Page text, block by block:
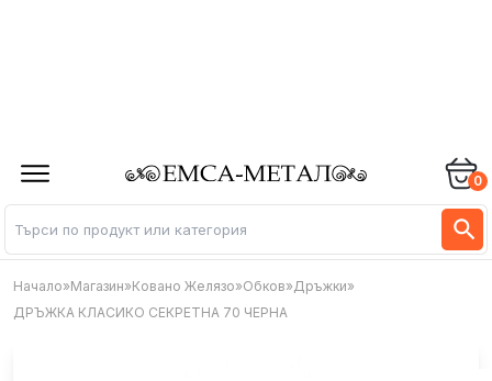
0
Начало»Магазин»Ковано Желязо»Обков»Дръжки»
ДРЪЖКА КЛАСИКО СЕКРЕТНА 70 ЧЕРНА